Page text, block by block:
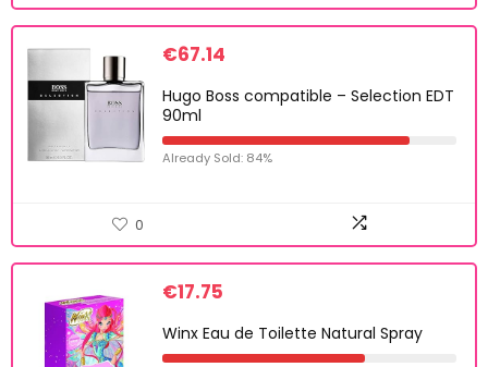
€67.14
Hugo Boss compatible – Selection EDT
90ml
Already Sold: 84%
0
€17.75
Winx Eau de Toilette Natural Spray